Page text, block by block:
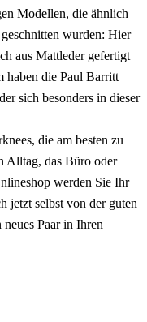
Modellen, die ähnlich
wurden: Hier
aus Mattleder gefertigt
haben die Paul Barritt
sich besonders in dieser
die am besten zu
Alltag, das Büro oder
werden Sie Ihr
jetzt selbst von der guten
Paar in Ihren